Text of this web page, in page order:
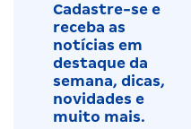
Cadastre-se e
receba as
notícias em
destaque da
semana, dicas,
novidades e
muito mais.